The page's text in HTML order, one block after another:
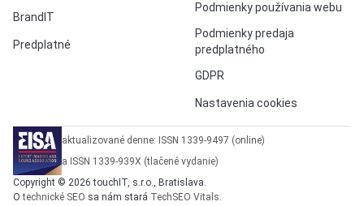
BrandIT
Predplatné
Podmienky používania webu
Podmienky predaja
predplatného
GDPR
Nastavenia cookies
aktualizované denne: ISSN 1339-9497 (online)
a ISSN 1339-939X (tlačené vydanie)
Copyright © 2026 touchIT, s.r.o., Bratislava.
Otechnické SEO sa nám stará TechSEO Vitals.